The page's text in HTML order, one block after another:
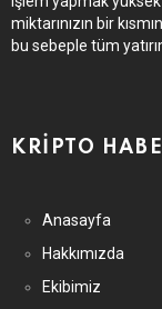
miktarınızın bir
bu sebeple tüm
KRIPTO
Anasayfa
Hakkımızda
Ekibimiz